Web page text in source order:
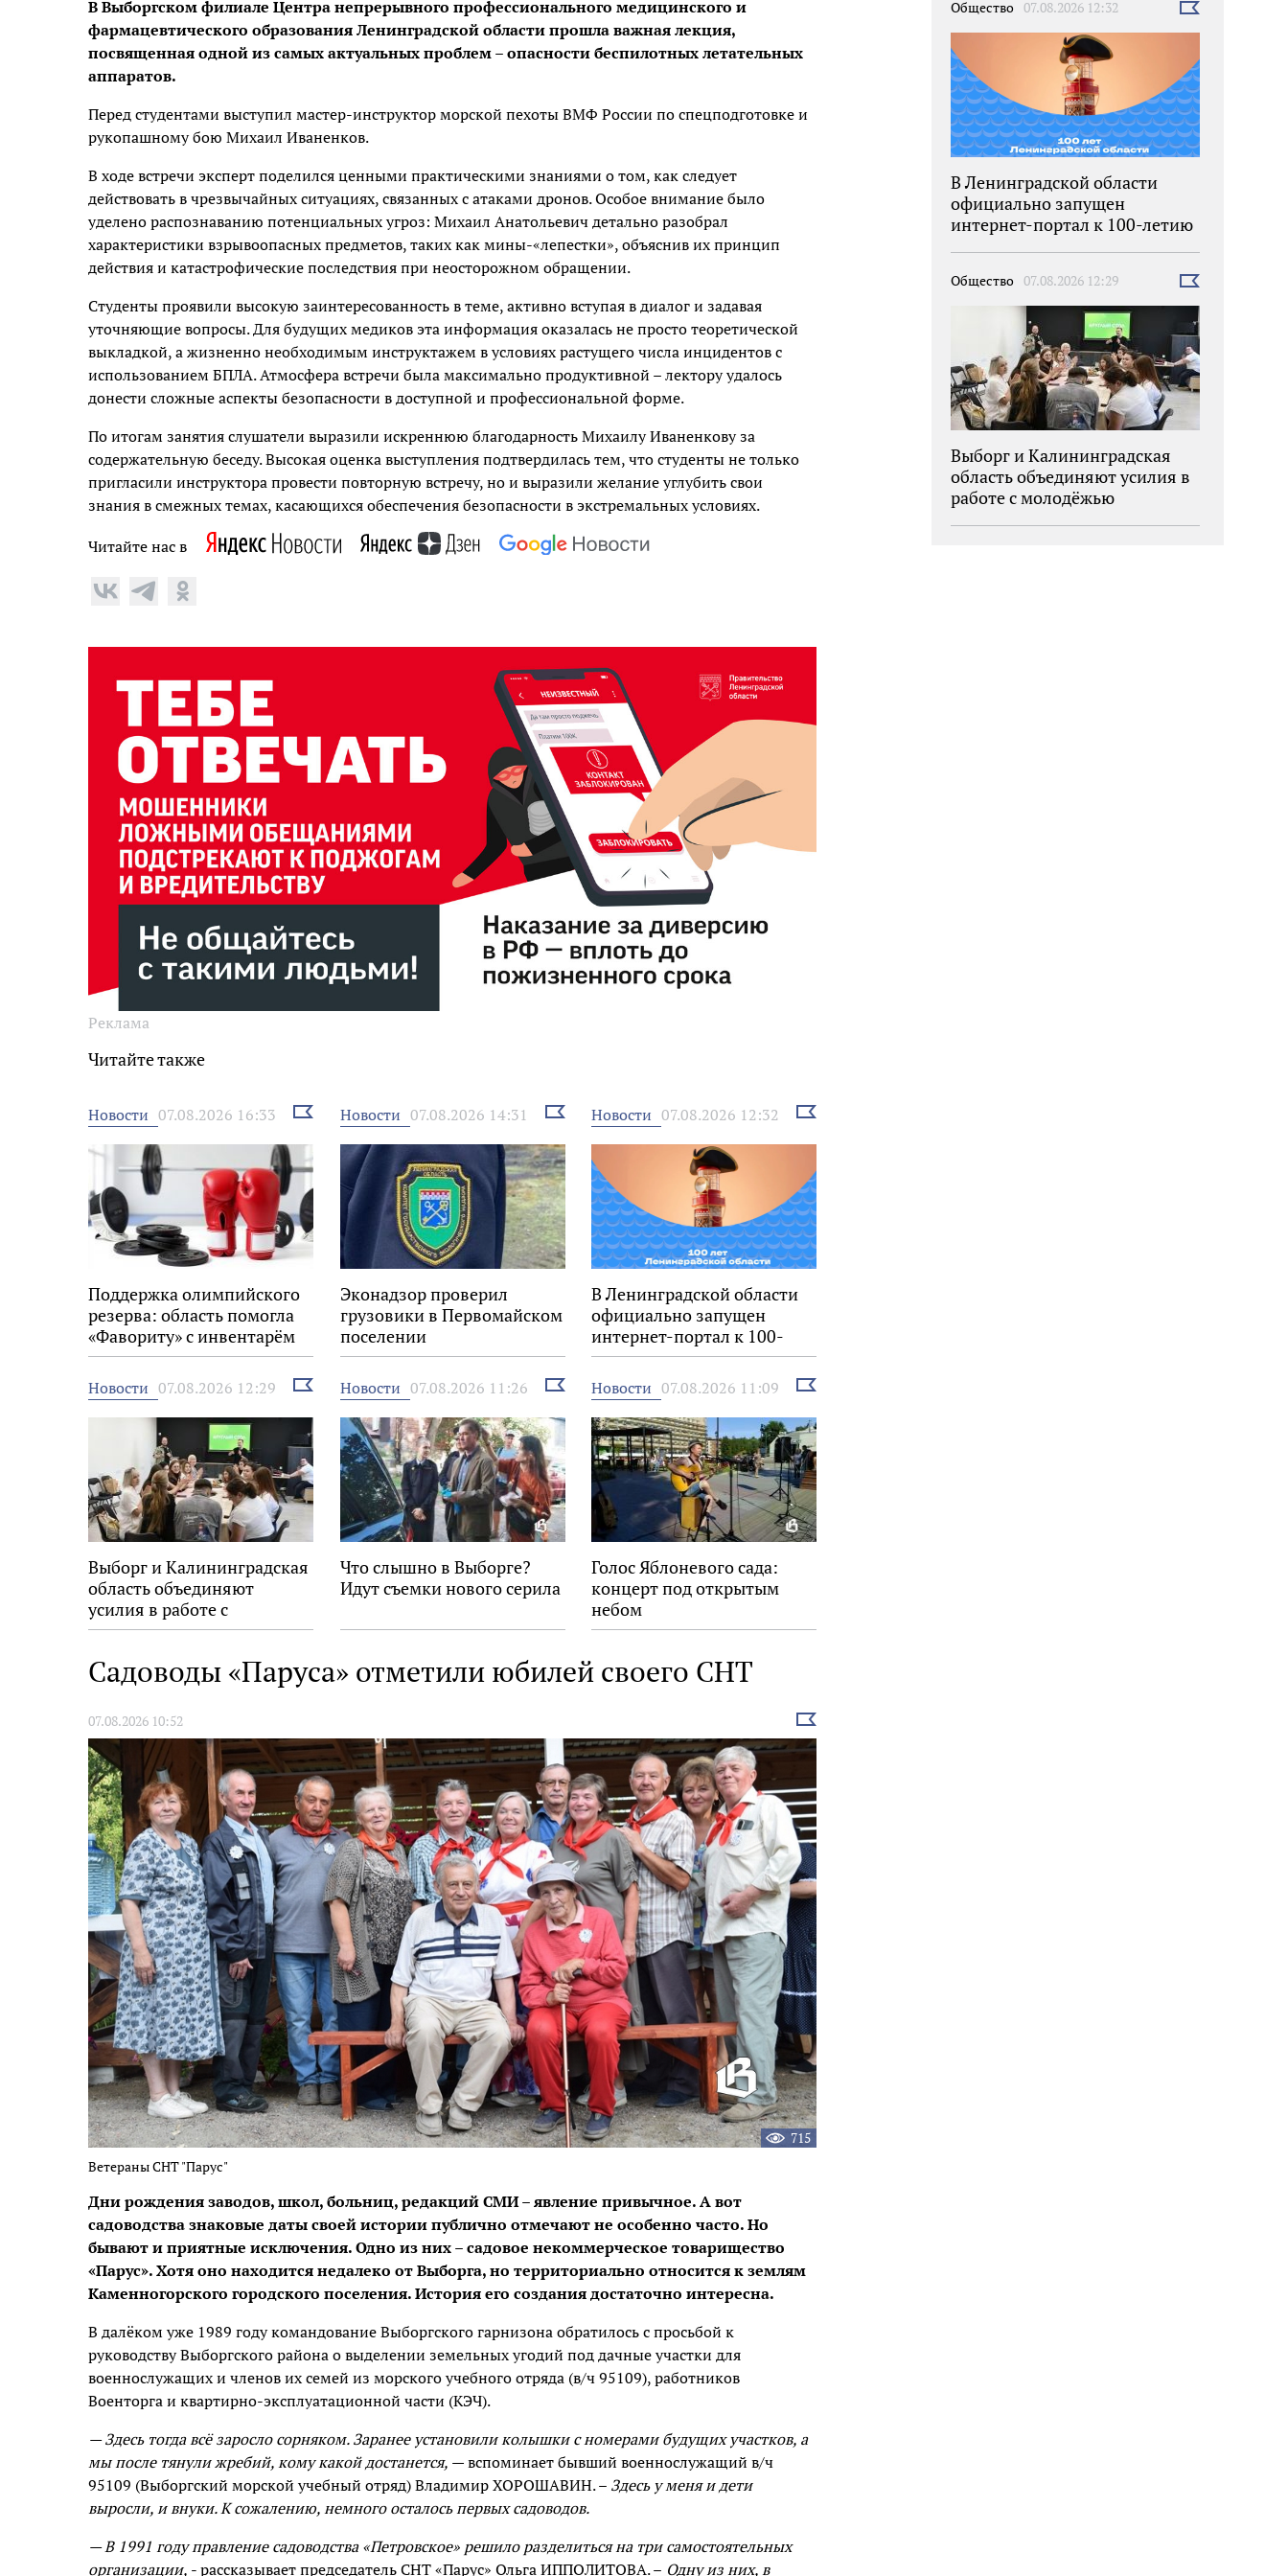
В Выборгском филиале Центра непрерывного профессионального медицинского и
фармацевтического образования Ленинградской области прошла важная лекция,
посвященная одной из самых актуальных проблем – опасности беспилотных летательных
аппаратов.
Перед студентами выступил мастер-инструктор морской пехоты ВМФ России по спецподготовке и
рукопашному бою Михаил Иваненков.
В ходе встречи эксперт поделился ценными практическими знаниями о том, как следует
действовать в чрезвычайных ситуациях, связанных с атаками дронов. Особое внимание было
уделено распознаванию потенциальных угроз: Михаил Анатольевич детально разобрал
характеристики взрывоопасных предметов, таких как мины-«лепестки», объяснив их принцип
действия и катастрофические последствия при неосторожном обращении.
Студенты проявили высокую заинтересованность в теме, активно вступая в диалог и задавая
уточняющие вопросы. Для будущих медиков эта информация оказалась не просто теоретической
выкладкой, а жизненно необходимым инструктажем в условиях растущего числа инцидентов с
использованием БПЛА. Атмосфера встречи была максимально продуктивной – лектору удалось
донести сложные аспекты безопасности в доступной и профессиональной форме.
По итогам занятия слушатели выразили искреннюю благодарность Михаилу Иваненкову за
содержательную беседу. Высокая оценка выступления подтвердилась тем, что студенты не только
пригласили инструктора провести повторную встречу, но и выразили желание углубить свои
знания в смежных темах, касающихся обеспечения безопасности в экстремальных условиях.
Читайте нас в
Реклама
Читайте также
Новости 07.08.2026 16:33
Выбрать
новость
Поддержка олимпийского
резерва: область помогла
«Фавориту» с инвентарём
Новости 07.08.2026 14:31
Выбрать
новость
Эконадзор проверил
грузовики в Первомайском
поселении
Новости 07.08.2026 12:32
Выбрать
В Ленинградской области
официально запущен
интернет-портал к 100-
летию региона
Новости 07.08.2026 12:29
Выбрать
новость
Выборг и Калининградская
область объединяют
усилия в работе с
молодёжью
Новости 07.08.2026 11:26
Выбрать
новость
Что слышно в Выборге?
Идут съемки нового серила
Новости 07.08.2026 11:09
Выбрать
Голос Яблоневого сада:
концерт под открытым
небом
Садоводы «Паруса» отметили юбилей своего СНТ
07.08.2026 10:52
Выбрать
новость
715
Ветераны СНТ "Парус"
Дни рождения заводов, школ, больниц, редакций СМИ – явление привычное. А вот
садоводства знаковые даты своей истории публично отмечают не особенно часто. Но
бывают и приятные исключения. Одно из них – садовое некоммерческое товарищество
«Парус». Хотя оно находится недалеко от Выборга, но территориально относится к землям
Каменногорского городского поселения. История его создания достаточно интересна.
В далёком уже 1989 году командование Выборгского гарнизона обратилось с просьбой к
руководству Выборгского района о выделении земельных угодий под дачные участки для
военнослужащих и членов их семей из морского учебного отряда (в/ч 95109), работников
Военторга и квартирно-эксплуатационной части (КЭЧ).
— Здесь тогда всё заросло сорняком. Заранее установили колышки с номерами будущих участков, а
мы после тянули жребий, кому какой достанется, — вспоминает бывший военнослужащий в/ч
95109 (Выборгский морской учебный отряд) Владимир ХОРОШАВИН. – Здесь у меня и дети
выросли, и внуки. К сожалению, немного осталось первых садоводов.
— В 1991 году правление садоводства «Петровское» решило разделиться на три самостоятельных
организации, - рассказывает председатель СНТ «Парус» Ольга ИППОЛИТОВА. – Одну из них, в
Общество 07.08.2026 12:32
Выбрать
В Ленинградской области
официально запущен
интернет-портал к 100-летию
Общество 07.08.2026 12:29
Выбрать
Выборг и Калининградская
область объединяют усилия в
работе с молодёжью